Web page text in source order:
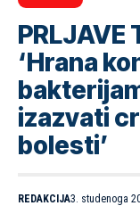
PRLJAVE
‘Hrana
izazvati
bolesti’
REDAKCIJA3. studenoga